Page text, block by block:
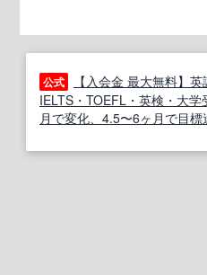
公式
【入会金 最大無料】
IELTS・TOEFL・英検・大
月で変化、4.5〜6ヶ月で目標